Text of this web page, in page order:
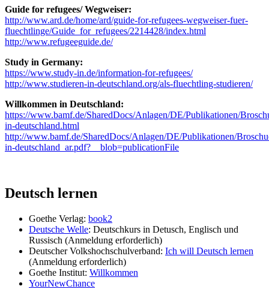
Guide for refugees/ Wegweiser:
http://www.ard.de/home/ard/guide-for-refugees-wegweiser-fuer-
fluechtlinge/Guide_for_refugees/2214428/index.html
http://www.refugeeguide.de/
Study in Germany:
https://www.study-in.de/information-for-refugees/
http://www.studieren-in-deutschland.org/als-fluechtling-studieren/
Willkommen in Deutschland:
https://www.bamf.de/SharedDocs/Anlagen/DE/Publikationen/
in-deutschland.html
http://www.bamf.de/SharedDocs/Anlagen/DE/Publikationen/
in-deutschland_ar.pdf?__blob=publicationFile
Deutsch lernen
Goethe Verlag: book2
Deutsche Welle: Deutschkurs in Detusch, Englisch und
Russisch (Anmeldung erforderlich)
Deutscher Volkshochschulverband: Ich will Deutsch lernen
(Anmeldung erforderlich)
Goethe Institut: Willkommen
YourNewChance